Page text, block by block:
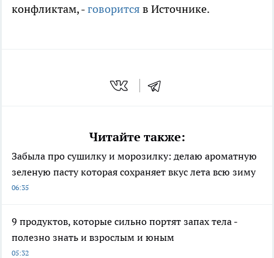
конфликтам, -говорится в Источнике.
Читайте также:
Забыла про сушилку и морозилку: делаю ароматную
зеленую пасту которая сохраняет вкус лета всю зиму
06:35
9 продуктов, которые сильно портят запах тела -
полезно знать и взрослым и юным
05:32